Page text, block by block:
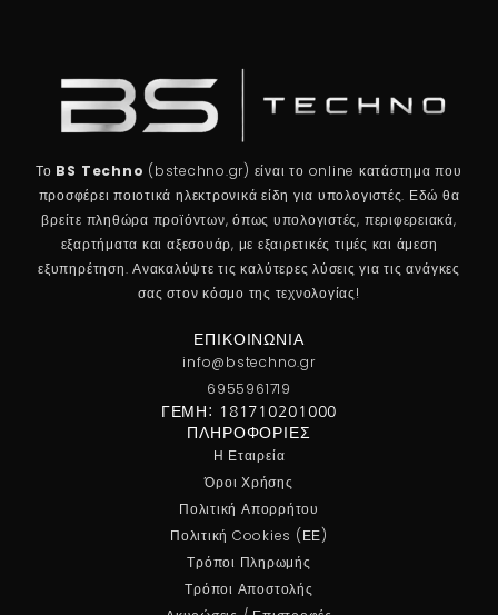
Το BS Techno (bstechno.gr) είναι το online κατάστημα που
προσφέρει ποιοτικά ηλεκτρονικά είδη για υπολογιστές. Εδώ θα
βρείτε πληθώρα προϊόντων, όπως υπολογιστές, περιφερειακά,
εξαρτήματα και αξεσουάρ, με εξαιρετικές τιμές και άμεση
εξυπηρέτηση. Ανακαλύψτε τις καλύτερες λύσεις για τις ανάγκες
σας στον κόσμο της τεχνολογίας!
ΕΠΙΚΟΙΝΩΝΊΑ
info@bstechno.gr
6955961719
ΓΕΜΗ: 181710201000
ΠΛΗΡΟΦΟΡΊΕΣ
Η Εταιρεία
Όροι Χρήσης
Πολιτική Απορρήτου
Πολιτική Cookies (ΕΕ)
Τρόποι Πληρωμής
Τρόποι Αποστολής